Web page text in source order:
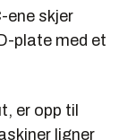
ene skjer
plate med et
er opp til
ligner